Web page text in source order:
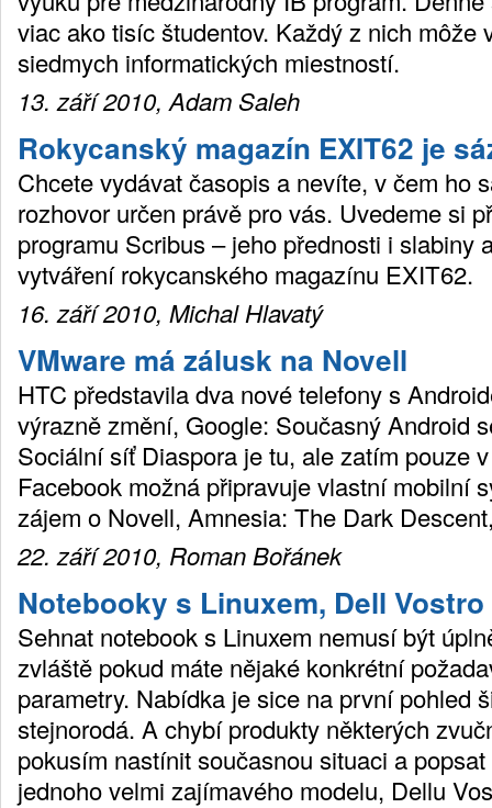
viac ako tisíc študentov. Každý z nich môže
siedmych informatických miestností.
13. září 2010, Adam Saleh
Rokycanský magazín EXIT62 je
Chcete vydávat časopis a nevíte, v čem ho
rozhovor určen právě pro vás. Uvedeme si
programu Scribus – jeho přednosti i slabiny
vytváření rokycanského magazínu EXIT62.
16. září 2010, Michal Hlavatý
VMware má zálusk na Novell
HTC představila dva nové telefony s
výrazně změní, Google: Současný Android
Sociální síť Diaspora je tu, ale zatím pouze
Facebook možná připravuje vlastní mobilní
zájem o Novell, Amnesia: The Dark
22. září 2010, Roman Bořánek
Notebooky s Linuxem, Dell Vostro
Sehnat notebook s Linuxem nemusí být
zvláště pokud máte nějaké konkrétní
parametry. Nabídka je sice na první pohled
stejnorodá. A chybí produkty některých
pokusím nastínit současnou situaci a
jednoho velmi zajímavého modelu, Dellu